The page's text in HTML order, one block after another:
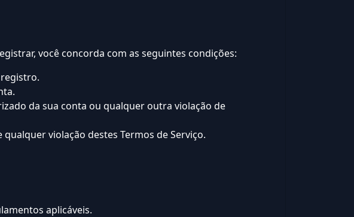
você concorda com as seguintes condições:
da sua conta ou qualquer outra violação de
violação destes Termos de Serviço.
aplicáveis.